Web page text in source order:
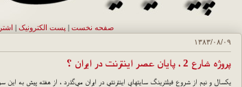
صفحه نخست | پست الکترونيک |
۱۳۸۳/۰۸/۰۹
پروژه شارع 2 ، پايان عصر اينترنت در ايران ؟
يكسال و نيم از شروع فيلترينگ سايتهاي اينترنتي در ايران مي‌گذرد ، از هفته پيش به